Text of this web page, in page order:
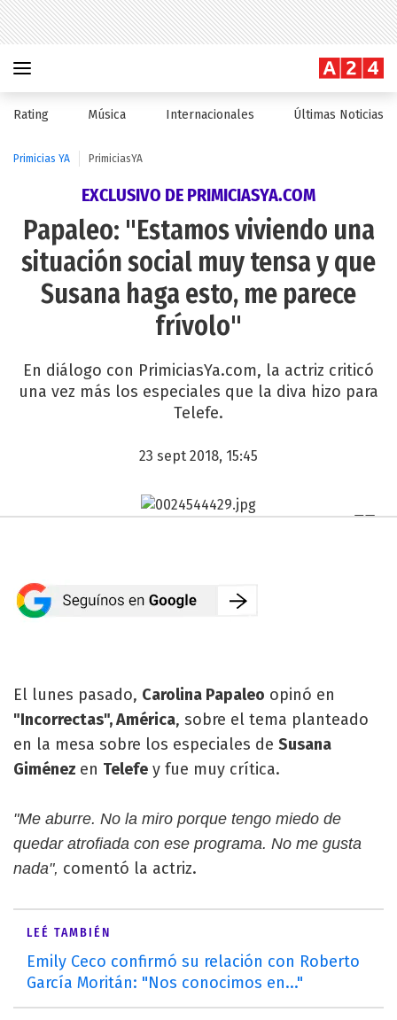
Rating Música Internacionales Últimas Noticias
Primicias YA PrimiciasYA
EXCLUSIVO DE PRIMICIASYA.COM
Papaleo: "Estamos viviendo una
situación social muy tensa y que
Susana haga esto, me parece
frívolo"
En diálogo con PrimiciasYa.com, la actriz criticó
una vez más los especiales que la diva hizo para
Telefe.
23 sept 2018, 15:45
El lunes pasado, Carolina Papaleo opinó en
"Incorrectas", América, sobre el tema planteado
en la mesa sobre los especiales de Susana
Giménez en Telefe y fue muy crítica.
"Me aburre. No la miro porque tengo miedo de
quedar atrofiada con ese programa. No me gusta
nada", comentó la actriz.
LEÉ TAMBIÉN
Emily Ceco confirmó su relación con Roberto
García Moritán: "Nos conocimos en..."